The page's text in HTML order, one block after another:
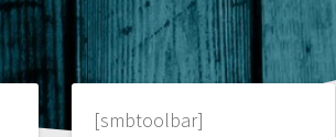
[smbtoolbar]